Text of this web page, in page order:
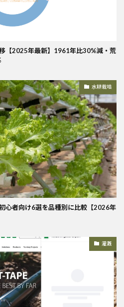
【2025年最新】1961年比30%減・荒
水耕栽培
心者向け6選を品種別に比較【2026年
灌漑